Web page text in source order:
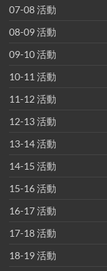
07-08 活動
08-09 活動
09-10 活動
10-11 活動
11-12 活動
12-13 活動
13-14 活動
14-15 活動
15-16 活動
16-17 活動
17-18 活動
18-19 活動